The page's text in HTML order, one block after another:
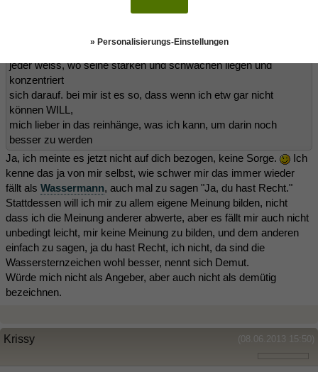
ja da geb ich dir recht, aber wer ist schon stoz auf..NIX?
jeder weiss, wo seine stärken und schwächen liegen und
konzentriert
sich darauf. bei mir ist es so, dass wenn ich etw gar nicht
können WILL,
mich lieber in das reinhänge, was ich kann, um darin noch
besser zu werden
Ja, ich meinte es jetzt nicht auf dich bezogen, keine Sorge.
Ich
kenne das ja von mir selbst, wie schwer mir das immer wieder
fällt als Wassermann, auch mal zu sagen "Ja, du hast Recht."
Stattdessen will ich mir zu allem eigene Meinung bilden, nicht
dass ich die Meinung anderer abwerte, aber es fällt mir auch nicht
unbedingt leicht, mir keine Meinung zu bilden, und dem anderen
einfach zu sagen, ja du hast Recht, ich nicht, da sind die
Wassersternzeichen wohl besser, nennt sich Demut.
Würde mich nicht als Angeber, aber auch nicht als demütig
bezeichnen.
(08.06.2013 15:50)
Krissy
» Personalisierungs-Einstellungen